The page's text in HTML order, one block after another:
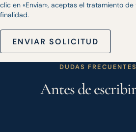
clic en «Enviar», aceptas el tratamiento
finalidad.
ENVIAR SOLICITUD
DUDAS FRECUENTES
Antes de